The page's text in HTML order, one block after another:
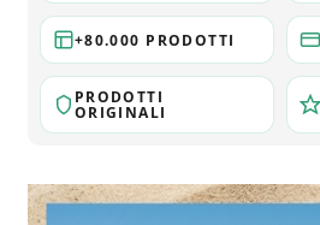
+80.000 PRODOTTI
PRODOTTI
ORIGINALI